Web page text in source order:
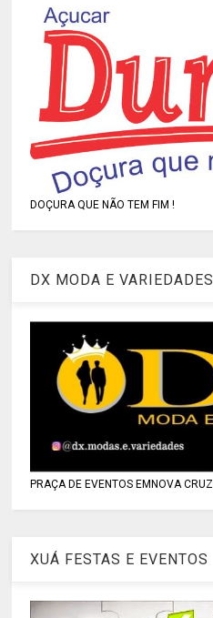
DOÇURA QUE NÃO TEM FIM !
DX MODA E VARIEDADES
PRAÇA DE EVENTOS EMNOVA CRUZ
XUÁ FESTAS E EVENTOS